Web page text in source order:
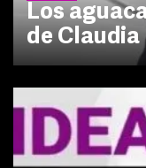
Los
de Claudia